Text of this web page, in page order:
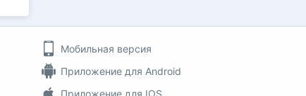
Мобильная версия
Приложение для Android
Приложение для IOS